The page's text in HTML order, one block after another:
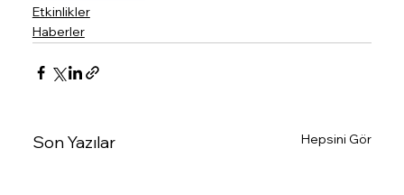
Etkinlikler
Haberler
Son Yazılar Hepsini Gör